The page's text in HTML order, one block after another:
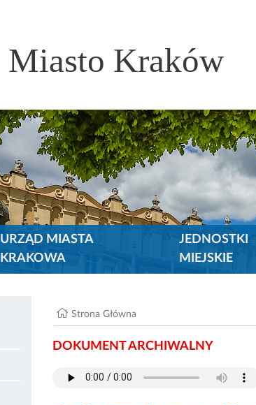
Miasto Kraków
URZĄD MIASTA
KRAKOWA
JEDNOSTKI
MIEJSKIE
Strona Główna
DOKUMENT ARCHIWALNY